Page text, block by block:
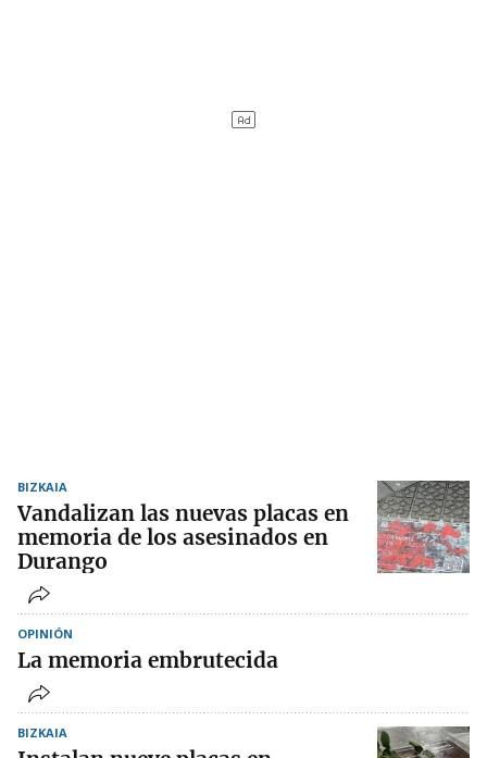
BIZKAIA
Vandalizan las nuevas placas en
memoria de los asesinados en
Durango
OPINIÓN
La memoria embrutecida
BIZKAIA